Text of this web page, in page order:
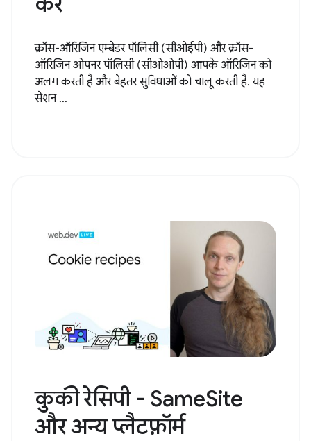
क्रॉस-ऑरिजिन एम्बेडर पॉलिसी (सीओईपी) और क्रॉस-
ऑरिजिन ओपनर पॉलिसी (सीओओपी) आपके ऑरिजिन को
अलग करती है और बेहतर सुविधाओं को चालू करती है. यह
सेशन ...
कुकी रेसिपी - SameSite
और अन्य प्लैटफ़ॉर्म